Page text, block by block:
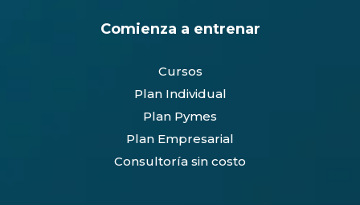
Comienza a entrenar
Cursos
Plan Individual
Plan Pymes
Plan Empresarial
Consultoría sin costo